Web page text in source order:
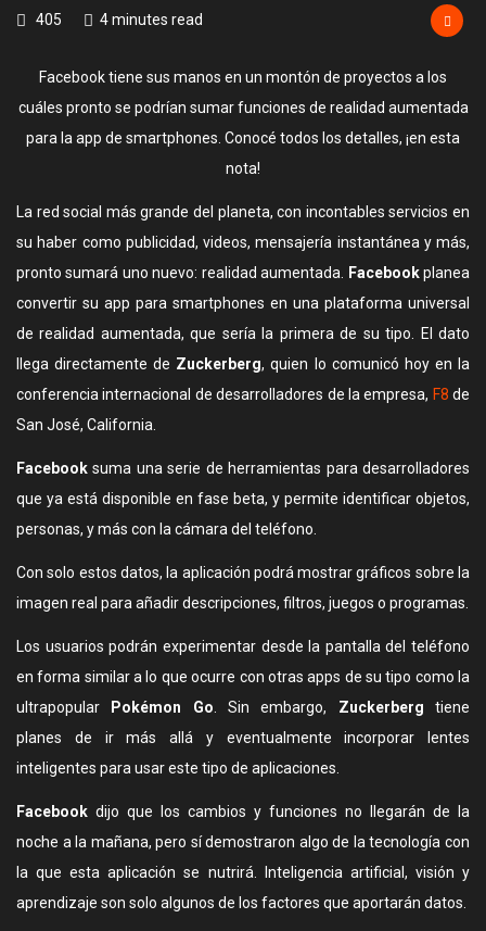
405 4 minutes read
Facebook tiene sus manos en un montón de proyectos a los
cuáles pronto se podrían sumar funciones de realidad aumentada
para la app de smartphones. Conocé todos los detalles, ¡en esta
nota!
La red social más grande del planeta, con incontables servicios en
su haber como publicidad, videos, mensajería instantánea y más,
pronto sumará uno nuevo: realidad aumentada.
Facebookplanea
convertir su app para smartphones en una plataforma universal
de realidad aumentada, que sería la primera de su tipo. El dato
llega directamente de Zuckerberg, quien lo comunicó hoy en la
conferencia internacional de desarrolladores de la empresa, F8 de
San José, California.
Facebook suma una serie de herramientas para desarrolladores
que ya está disponible en fase beta, y permite identificar objetos,
personas, y más con la cámara del teléfono.
Con solo estos datos, la aplicación podrá mostrar gráficos sobre la
imagen real para añadir descripciones, filtros, juegos o programas.
Los usuarios podrán experimentar desde la pantalla del teléfono
en forma similar a lo que ocurre con otras apps de su tipo como la
ultrapopular
Pokémon Go . Sin embargo, Zuckerberg tiene
planes de ir más allá y eventualmente incorporar lentes
inteligentes para usar este tipo de aplicaciones.
Facebook dijo que los cambios y funciones no llegarán de la
noche a la mañana, pero sí demostraron algo de la tecnología con
la que esta aplicación se nutrirá. Inteligencia artificial, visión y
aprendizaje son solo algunos de los factores que aportarán datos.